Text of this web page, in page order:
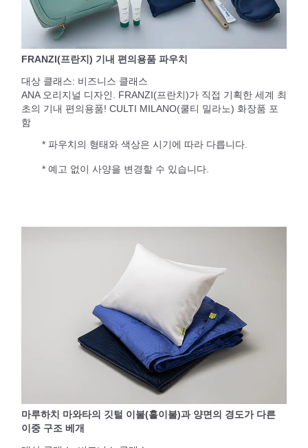
FRANZI(프란지) 기내 편의용품 파우치
대상 클래스: 비즈니스 클래스
ANA 오리지널 디자인. FRANZI(프란치)가 직접 기획한 세계 최
초의 기내 편의용품! CULTI MILANO(쿨티 밀라노) 화장품 포
함
* 파우치의 형태와 색상은 시기에 따라 다릅니다.
* 예고 없이 사양을 변경할 수 있습니다.
마루하치 마와타의 깃털 이불(홑이불)과 양면의 경도가 다른
이중 구조 베개